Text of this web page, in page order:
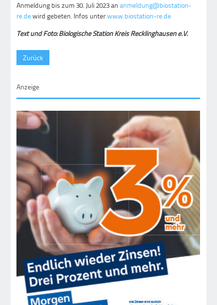
Anmeldung bis zum 30. Juli 2023 ananmeldung@biostation-
re.dewird gebeten. Infos unterwww.biostation-re.de
Text und Foto: Biologische Station Kreis Recklinghausen e.V.
Zurück
Anzeige